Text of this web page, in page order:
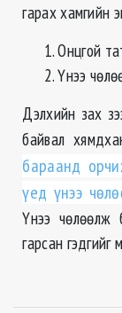
гарах хамгийн
Онцгой
Үнээ
Дэлхийн зах
байвал
бараанд
үед үнээ
Үнээ чөлөөлж
гарсан гэдгийг